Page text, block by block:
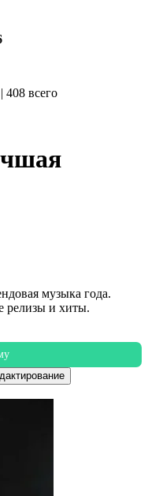
408 всего
музыка года.
релизы и хиты.